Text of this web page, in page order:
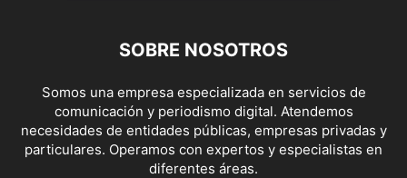
SOBRE NOSOTROS
Somos una empresa especializada en servicios de
comunicación y periodismo digital. Atendemos
necesidades de entidades públicas, empresas privadas y
particulares. Operamos con expertos y especialistas en
diferentes áreas.